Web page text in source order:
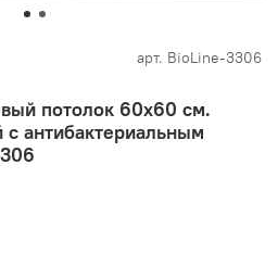
арт. BioLine-3306
потолок 60х60 см.
антибактериальным